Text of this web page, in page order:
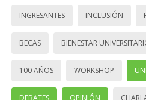
INGRESANTES INCLUSIÓN
BECAS BIENESTAR
100 AÑOS WORKSHOP